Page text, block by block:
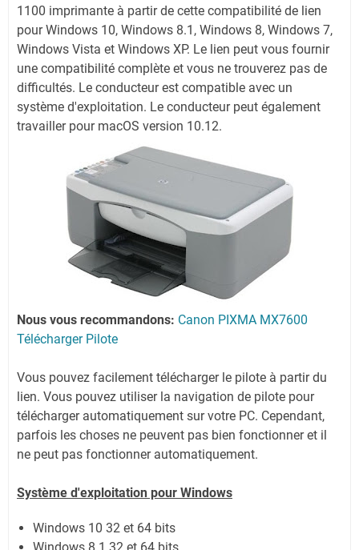
1100 imprimante à partir de cette compatibilité de lien
pour Windows 10, Windows 8.1, Windows 8, Windows 7,
Windows Vista et Windows XP. Le lien peut vous fournir
une compatibilité complète et vous ne trouverez pas de
difficultés. Le conducteur est compatible avec un
système d'exploitation. Le conducteur peut également
travailler pour macOS version 10.12.
Nous vous recommandons: Canon PIXMA MX7600
Télécharger Pilote
Vous pouvez facilement télécharger le pilote à partir du
lien. Vous pouvez utiliser la navigation de pilote pour
télécharger automatiquement sur votre PC. Cependant,
parfois les choses ne peuvent pas bien fonctionner et il
ne peut pas fonctionner automatiquement.
Système d'exploitation pour Windows
Windows 10 32 et 64 bits